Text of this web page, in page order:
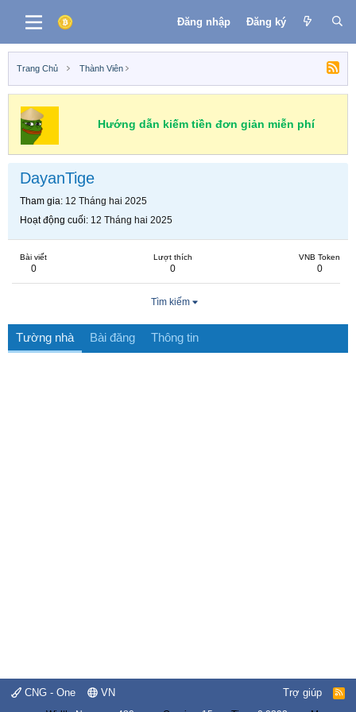
Đăng nhập Đăng ký
Trang Chủ Thành Viên
Hướng dẫn kiếm tiền đơn giản miễn phí
DayanTige
Tham gia 12 Tháng hai 2025
Hoạt động cuối 12 Tháng hai 2025
Bài viết
0
Lượt thích
0
VNB Token
0
Tìm kiếm
Tường nhà Bài đăng Thông tin
CNG - One VN Trợ giúp
R